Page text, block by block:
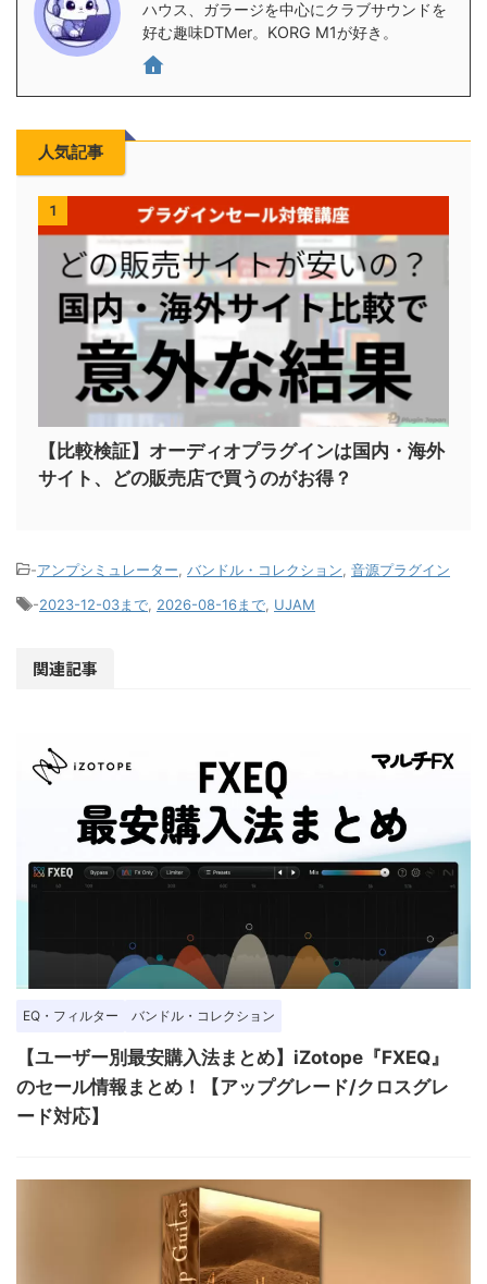
ハウス、ガラージを中心にクラブサウンドを
好む趣味DTMer。KORG M1が好き。
人気記事
1
【比較検証】オーディオプラグインは国内・海外
サイト、どの販売店で買うのがお得？
-アンプシミュレーター, バンドル・コレクション, 音源プラグイン
-2023-12-03まで, 2026-08-16まで, UJAM
関連記事
EQ・フィルター バンドル・コレクション
【ユーザー別最安購入法まとめ】iZotope『FXEQ』
のセール情報まとめ！【アップグレード/クロスグレ
ード対応】